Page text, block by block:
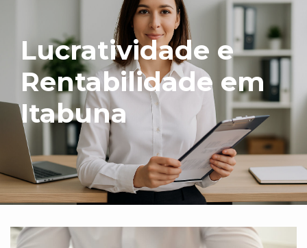
Lucratividade e
Rentabilidade em
Itabuna